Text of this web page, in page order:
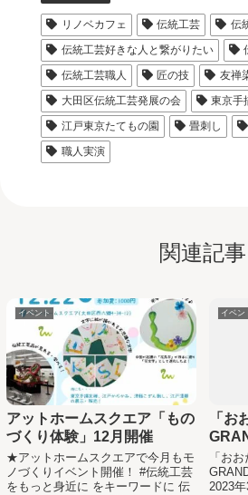
リノベカフェ 伝統工芸
伝
伝統工芸好きな人と繋がりたい
伝統工芸職人
匠の技 友禅
大田区伝統工芸発展の会
東京手
江戸東京たてもの園
畳刺し
職人実演
関連記事
イベント
アットホームスクエア「もの
づくり体験」12月開催
★アットホームスクエアで今月もモ
ノづくりイベント開催！ #伝統工芸
をもっと身近に をキーワードに 伝
イベン
「お
「お
2023